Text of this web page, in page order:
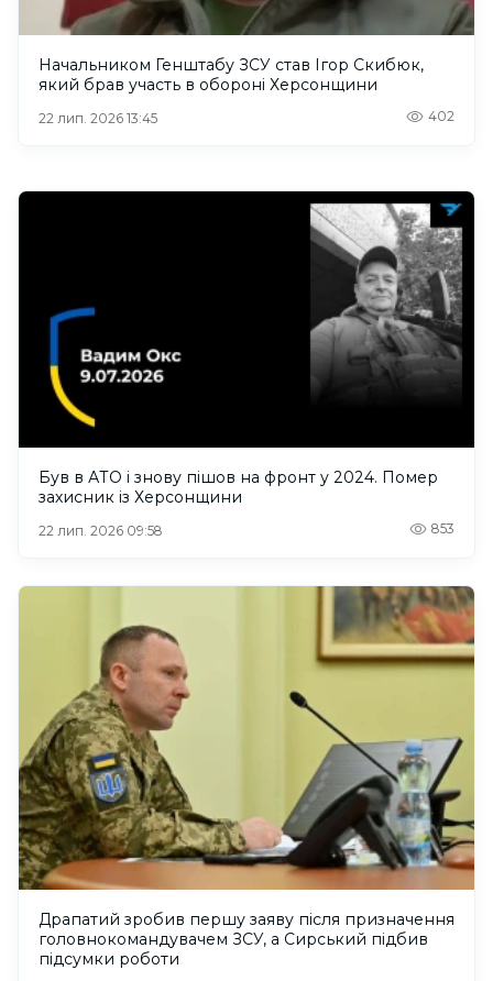
Начальником Генштабу ЗСУ став Ігор Скибюк,
який брав участь в обороні Херсонщини
22 лип. 2026 13:45 402
Був в АТО і знову пішов на фронт у 2024. Помер
захисник із Херсонщини
22 лип. 2026 09:58 853
Драпатий зробив першу заяву після призначення
головнокомандувачем ЗСУ, а Сирський підбив
підсумки роботи